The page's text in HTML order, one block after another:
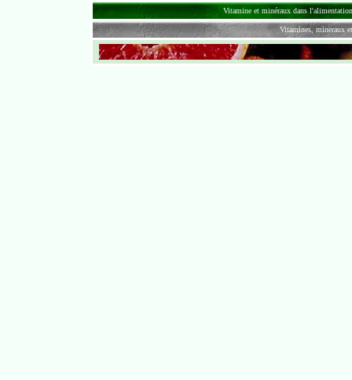
Vitamine et minéraux dans
Vitamines, mineraux